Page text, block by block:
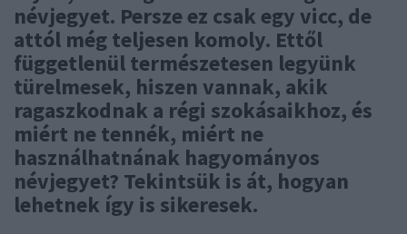
névjegyet. Persze ez csak egy vicc, de
attól még teljesen komoly. Ettől
függetlenül természetesen legyünk
türelmesek, hiszen vannak, akik
ragaszkodnak a régi szokásaikhoz, és
miért ne tennék, miért ne
használhatnának hagyományos
névjegyet? Tekintsük is át, hogyan
lehetnek így is sikeresek.